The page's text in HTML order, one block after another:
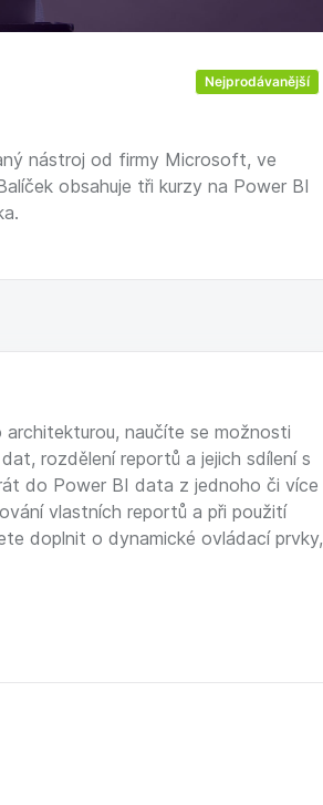
Nejprodávanější
nástroj od firmy Microsoft, ve
obsahuje tři kurzy na Power BI
naučíte se možnosti
rozdělení reportů a jejich sdílení s
do Power BI data z jednoho či více
vlastních reportů a při použití
doplnit o dynamické ovládací prvky,
v databázi, excelovské
interaktivní prvky, nakonec hotovou